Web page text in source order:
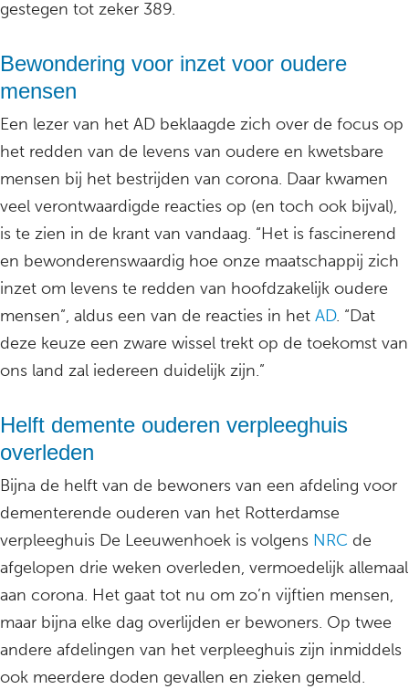
gestegen tot zeker 389.
Bewondering voor inzet voor oudere
mensen
Een lezer van het AD beklaagde zich over de focus op
het redden van de levens van oudere en kwetsbare
mensen bij het bestrijden van corona. Daar kwamen
veel verontwaardigde reacties op (en toch ook bijval),
is te zien in de krant van vandaag. “Het is fascinerend
en bewonderenswaardig hoe onze maatschappij zich
inzet om levens te redden van hoofdzakelijk oudere
mensen”, aldus een van de reacties in het AD. “Dat
deze keuze een zware wissel trekt op de toekomst van
ons land zal iedereen duidelijk zijn.”
Helft demente ouderen verpleeghuis
overleden
Bijna de helft van de bewoners van een afdeling voor
dementerende ouderen van het Rotterdamse
verpleeghuis De Leeuwenhoek is volgens NRC de
afgelopen drie weken overleden, vermoedelijk allemaal
aan corona. Het gaat tot nu om zo’n vijftien mensen,
maar bijna elke dag overlijden er bewoners. Op twee
andere afdelingen van het verpleeghuis zijn inmiddels
ook meerdere doden gevallen en zieken gemeld.